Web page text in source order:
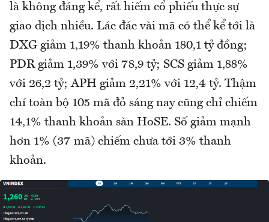
là không đáng kể, rất hiếm cổ phiếu thực sự
giao dịch nhiều. Lác đác vài mã có thể kể tới là
DXG giảm 1,19% thanh khoản 180,1 tỷ đồng;
PDR giảm 1,39% với 78,9 tỷ; SCS giảm 1,88%
với 26,2 tỷ; APH giảm 2,21% với 12,4 tỷ. Thậm
chí toàn bộ 105 mã đỏ sáng nay cũng chỉ chiếm
14,1% thanh khoản sàn HoSE. Số giảm mạnh
hơn 1% (37 mã) chiếm chưa tới 3% thanh
khoản.